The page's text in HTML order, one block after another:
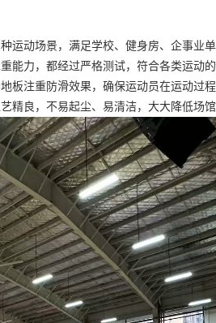
运动场景，满足学校、健身房、企事业
能力，都经过严格测试，符合各类运动
板注重防滑效果，确保运动员在运动过
精良，不易起尘、易清洁，大大降低场馆